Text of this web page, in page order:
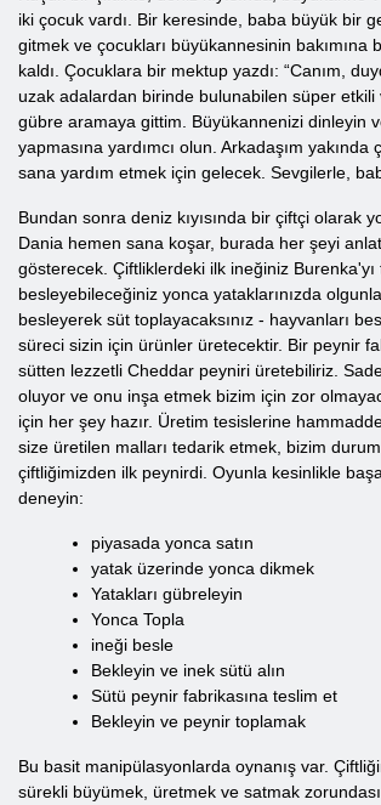
iki çocuk vardı. Bir keresinde, baba büyük bir
gitmek ve çocukları büyükannesinin bakımına
kaldı. Çocuklara bir mektup yazdı: “Canım,
uzak adalardan birinde bulunabilen süper etkili
gübre aramaya gittim. Büyükannenizi dinleyin
yapmasına yardımcı olun. Arkadaşım
sana yardım etmek için gelecek. Sevgilerle,
Bundan sonra deniz kıyısında bir çiftçi olarak
Dania hemen sana koşar, burada her şeyi
gösterecek. Çiftliklerdeki ilk ineğiniz Burenka'yı
besleyebileceğiniz yonca yataklarınızda
besleyerek süt toplayacaksınız - hayvanları
süreci sizin için ürünler üretecektir. Bir peynir
sütten lezzetli Cheddar peyniri üretebiliriz.
oluyor ve onu inşa etmek bizim için zor
için her şey hazır. Üretim tesislerine
size üretilen malları tedarik etmek, bizim
çiftliğimizden ilk peynirdi. Oyunla kesinlikle
deneyin:
piyasada yonca satın
yatak üzerinde yonca dikmek
Yatakları gübreleyin
Yonca Topla
ineği besle
Bekleyin ve inek sütü alın
Sütü peynir fabrikasına teslim et
Bekleyin ve peynir toplamak
Bu basit manipülasyonlarda oynanış var.
sürekli büyümek, üretmek ve satmak